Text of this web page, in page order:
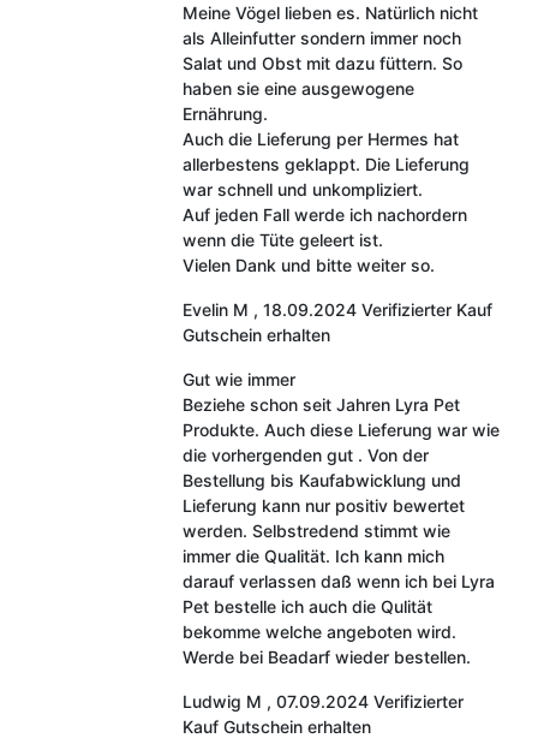
Meine Vögel lieben es. Natürlich nicht
als Alleinfutter sondern immer noch
Salat und Obst mit dazu füttern. So
haben sie eine ausgewogene
Ernährung.
Auch die Lieferung per Hermes hat
allerbestens geklappt. Die Lieferung
war schnell und unkompliziert.
Auf jeden Fall werde ich nachordern
wenn die Tüte geleert ist.
Vielen Dank und bitte weiter so.
Evelin M , 18.09.2024 Verifizierter Kauf
Gutschein erhalten
Gut wie immer
Beziehe schon seit Jahren Lyra Pet
Produkte. Auch diese Lieferung war wie
die vorhergenden gut . Von der
Bestellung bis Kaufabwicklung und
Lieferung kann nur positiv bewertet
werden. Selbstredend stimmt wie
immer die Qualität. Ich kann mich
darauf verlassen daß wenn ich bei Lyra
Pet bestelle ich auch die Qulität
bekomme welche angeboten wird.
Werde bei Beadarf wieder bestellen.
Ludwig M , 07.09.2024 Verifizierter
Kauf Gutschein erhalten